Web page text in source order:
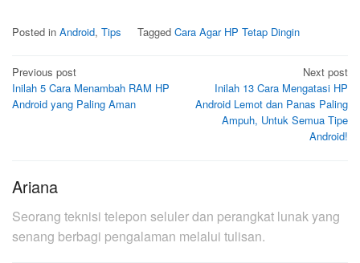
Posted in Android, Tips Tagged Cara Agar HP Tetap Dingin
Post
navigation
Previous post
Inilah 5 Cara Menambah RAM HP
Android yang Paling Aman
Next post
Inilah 13 Cara Mengatasi HP
Android Lemot dan Panas Paling
Ampuh, Untuk Semua Tipe
Android!
Ariana
Seorang teknisi telepon seluler dan perangkat lunak yang
senang berbagi pengalaman melalui tulisan.